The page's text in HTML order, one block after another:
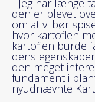
- Jeg har længe
den er blevet
om at vi bør
hvor kartoflen
kartoflen burde
dens
den meget
fundament i
nyudnævnte